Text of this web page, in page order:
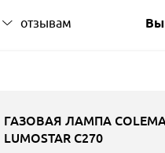
отзывам
ГАЗОВАЯ ЛАМПА
LUMOSTAR С270